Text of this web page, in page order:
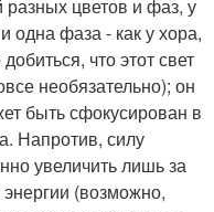
разных цветов и фаз, у
одна фаза - как у хора,
что этот свет
необязательно); он
быть сфокусирован в
Напротив, силу
увеличить лишь за
(возможно,